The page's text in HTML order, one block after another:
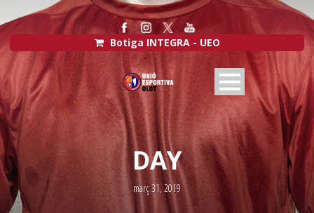
Botiga INTEGRA - UEO
DAY
març 31, 2019